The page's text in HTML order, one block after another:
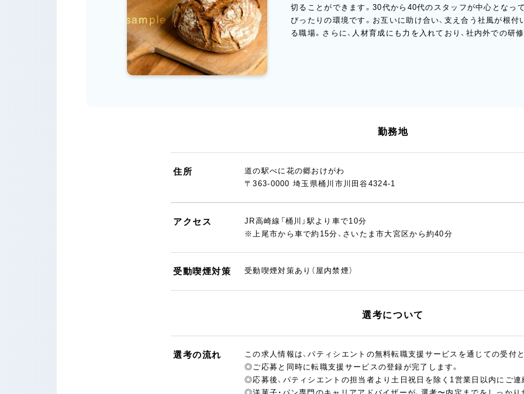
切ることができます。30代から40代のスタッフが中心となっ
ぴったりの環境です。お互いに助け合い、支え合う社風が根付
る職場。さらに、人材育成にも力を入れており、社内外での研
勤務地
住所
道の駅べに花の郷おけがわ
〒363-0000 埼玉県桶川市川田谷4324-1
アクセス
JR高崎線「桶川」駅より車で10分
※上尾市から車で約15分、さいたま市大宮区から約40分
受動喫煙対策 受動喫煙対策あり（屋内禁煙）
選考について
選考の流れ
この求人情報は、パティシエントの無料転職支援サービスを通じての受付と
◎ご応募と同時に転職支援サービスの登録が完了します。
◎応募後、パティシエントの担当者より土日祝日を除く1営業日以内にご連